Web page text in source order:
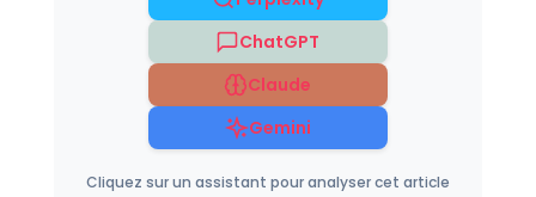
ChatGPT
Claude
Gemini
Cliquez sur un assistant pour analyser cet article